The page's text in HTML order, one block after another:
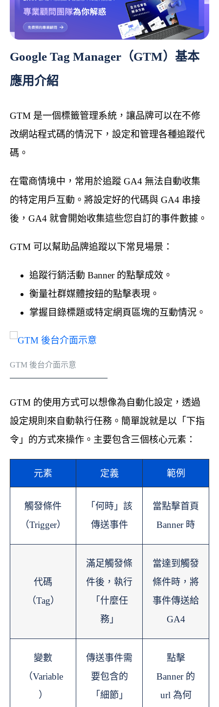
Google Tag Manager（GTM）基本
應用介紹
GTM 是一個標籤管理系統，讓品牌可以在不修
改網站程式碼的情況下，設定和管理各種追蹤代
碼。
在電商情境中，常用於追蹤 GA4 無法自動收集
的特定用戶互動。將設定好的代碼與 GA4 串接
後，GA4 就會開始收集這些您自訂的事件數據。
GTM 可以幫助品牌追蹤以下常見場景：
追蹤行銷活動 Banner 的點擊成效。
衡量社群媒體按鈕的點擊表現。
掌握目錄標題或特定網頁區塊的互動情況。
GTM 後台介面示意
GTM 的使用方式可以想像為自動化設定，透過
設定規則來自動執行任務。簡單說就是以「下指
令」的方式來操作。主要包含三個核心元素：
元素 定義 範例
觸發條件
（Trigger）
「何時」該
傳送事件
當點擊首頁
Banner 時
代碼
（Tag）
滿足觸發條
件後，執行
「什麼任
務」
當達到觸發
條件時，將
事件傳送給
GA4
變數
（Variable
）
傳送事件需
要包含的
「細節」
點擊
Banner 的
url 為何